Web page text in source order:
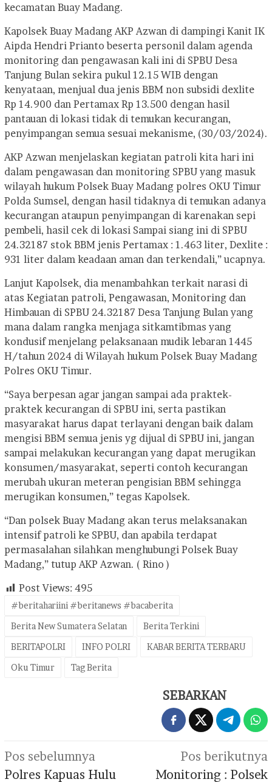
kecamatan Buay Madang.
Kapolsek Buay Madang AKP Azwan di dampingi Kanit IK
Aipda Hendri Prianto beserta personil dalam agenda
monitoring dan pengawasan kali ini di SPBU Desa
Tanjung Bulan sekira pukul 12.15 WIB dengan
kenyataan, menjual dua jenis BBM non subsidi dexlite
Rp 14.900 dan Pertamax Rp 13.500 dengan hasil
pantauan di lokasi tidak di temukan kecurangan,
penyimpangan semua sesuai mekanisme, (30/03/2024).
AKP Azwan menjelaskan kegiatan patroli kita hari ini
dalam pengawasan dan monitoring SPBU yang masuk
wilayah hukum Polsek Buay Madang polres OKU Timur
Polda Sumsel, dengan hasil tidaknya di temukan adanya
kecurangan ataupun penyimpangan di karenakan sepi
pembeli, hasil cek di lokasi Sampai siang ini di SPBU
24.32187 stok BBM jenis Pertamax : 1.463 liter, Dexlite :
931 liter dalam keadaan aman dan terkendali,” ucapnya.
Lanjut Kapolsek, dia menambahkan terkait narasi di
atas Kegiatan patroli, Pengawasan, Monitoring dan
Himbauan di SPBU 24.32187 Desa Tanjung Bulan yang
mana dalam rangka menjaga sitkamtibmas yang
kondusif menjelang pelaksanaan mudik lebaran 1445
H/tahun 2024 di Wilayah hukum Polsek Buay Madang
Polres OKU Timur.
“Saya berpesan agar jangan sampai ada praktek-
praktek kecurangan di SPBU ini, serta pastikan
masyarakat harus dapat terlayani dengan baik dalam
mengisi BBM semua jenis yg dijual di SPBU ini, jangan
sampai melakukan kecurangan yang dapat merugikan
konsumen/masyarakat, seperti contoh kecurangan
merubah ukuran meteran pengisian BBM sehingga
merugikan konsumen,” tegas Kapolsek.
“Dan polsek Buay Madang akan terus melaksanakan
intensif patroli ke SPBU, dan apabila terdapat
permasalahan silahkan menghubungi Polsek Buay
Madang,” tutup AKP Azwan. ( Rino )
Post Views: 495
#beritahariini #beritanews #bacaberita
Berita New Sumatera Selatan
Berita Terkini
BERITAPOLRI
INFO POLRI
KABAR BERITA TERBARU
Oku Timur
Tag Berita
SEBARKAN
Navigasi
pos
Pos sebelumnya
Polres Kapuas Hulu
Pos berikutnya
Monitoring : Polsek